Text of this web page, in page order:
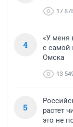
17
4
«У меня
с самой
Омска
13
5
растет
это не